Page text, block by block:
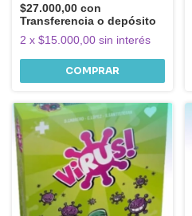
$27.000,00 con
Transferencia o depósito
2 x $15.000,00 sin interés